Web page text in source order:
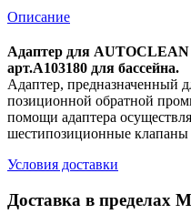
Описание
Адаптер для
арт.A103180 для бассейна.
Адаптер, предназначенный
позиционной обратной
помощи адаптера
шестипозиционные клапаны
Условия доставки
Доставка в